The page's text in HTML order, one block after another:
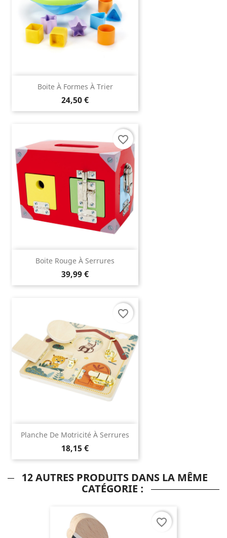
Boite À Formes À Trier
24,50 €
Boite Rouge À Serrures
39,99 €
favorite_border
Planche De Motricité À Serrures
18,15 €
favorite_border
12 AUTRES PRODUITS DANS LA MÊME
CATÉGORIE :
favorite_border